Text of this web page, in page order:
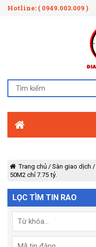
Hotline: ( 0949.003.009 )
Trang chủ / Sàn giao dịch /
50M2 chỉ 7.75 tỷ.
LỌC TÌM TIN RAO